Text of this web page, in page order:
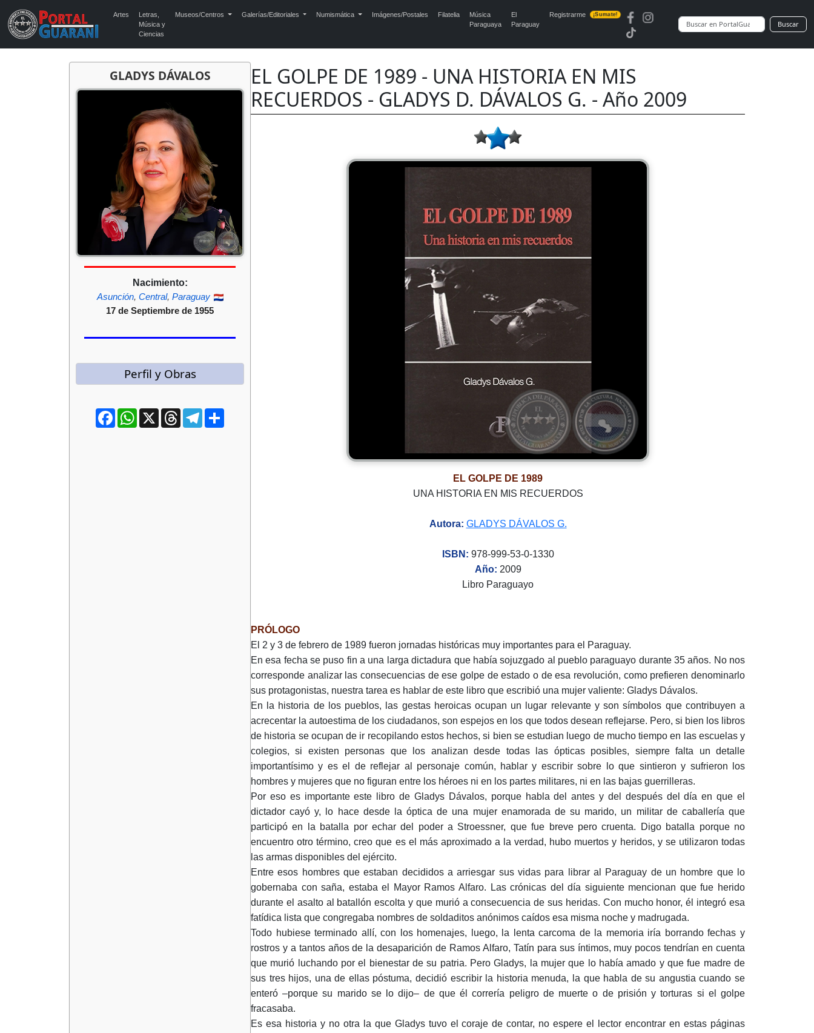
Artes
Letras,
Música y
Ciencias
Museos/Centros Galerías/Editoriales Numismática Imágenes/Postales Filatelia
Música
Paraguaya
El
Paraguay
Registrarme ¡Sumate!
Buscar
GLADYS DÁVALOS
Nacimiento:
Asunción, Central, Paraguay
17 de Septiembre de 1955
Perfil y Obras
FacebookWhatsApp
X ThreadsTelegram
EL GOLPE DE 1989 - UNA HISTORIA EN MIS
RECUERDOS - GLADYS D. DÁVALOS G. - Año 2009
EL GOLPE DE 1989
UNA HISTORIA EN MIS RECUERDOS
Autora: GLADYS DÁVALOS G.
ISBN: 978-999-53-0-1330
Año: 2009
Libro Paraguayo
PRÓLOGO
El 2 y 3 de febrero de 1989 fueron jornadas históricas muy importantes para el Paraguay.
En esa fecha se puso fin a una larga dictadura que había sojuzgado al pueblo paraguayo durante 35 años. No nos
corresponde analizar las consecuencias de ese golpe de estado o de esa revolución, como prefieren denominarlo
sus protagonistas, nuestra tarea es hablar de este libro que escribió una mujer valiente: Gladys Dávalos.
En la historia de los pueblos, las gestas heroicas ocupan un lugar relevante y son símbolos que contribuyen a
acrecentar la autoestima de los ciudadanos, son espejos en los que todos desean reflejarse. Pero, si bien los libros
de historia se ocupan de ir recopilando estos hechos, si bien se estudian luego de mucho tiempo en las escuelas y
colegios, si existen personas que los analizan desde todas las ópticas posibles, siempre falta un detalle
importantísimo y es el de reflejar al personaje común, hablar y escribir sobre lo que sintieron y sufrieron los
hombres y mujeres que no figuran entre los héroes ni en los partes militares, ni en las bajas guerrilleras.
Por eso es importante este libro de Gladys Dávalos, porque habla del antes y del después del día en que el
dictador cayó y, lo hace desde la óptica de una mujer enamorada de su marido, un militar de caballería que
participó en la batalla por echar del poder a Stroessner, que fue breve pero cruenta. Digo batalla porque no
encuentro otro término, creo que es el más aproximado a la verdad, hubo muertos y heridos, y se utilizaron todas
las armas disponibles del ejército.
Entre esos hombres que estaban decididos a arriesgar sus vidas para librar al Paraguay de un hombre que lo
gobernaba con saña, estaba el Mayor Ramos Alfaro. Las crónicas del día siguiente mencionan que fue herido
durante el asalto al batallón escolta y que murió a consecuencia de sus heridas. Con mucho honor, él integró esa
fatídica lista que congregaba nombres de soldaditos anónimos caídos esa misma noche y madrugada.
Todo hubiese terminado allí, con los homenajes, luego, la lenta carcoma de la memoria iría borrando fechas y
rostros y a tantos años de la desaparición de Ramos Alfaro, Tatín para sus íntimos, muy pocos tendrían en cuenta
que murió luchando por el bienestar de su patria. Pero Gladys, la mujer que lo había amado y que fue madre de
sus tres hijos, una de ellas póstuma, decidió escribir la historia menuda, la que habla de su angustia cuando se
enteró –porque su marido se lo dijo– de que él correría peligro de muerte o de prisión y torturas si el golpe
fracasaba.
Es esa historia y no otra la que Gladys tuvo el coraje de contar, no espere el lector encontrar en estas páginas